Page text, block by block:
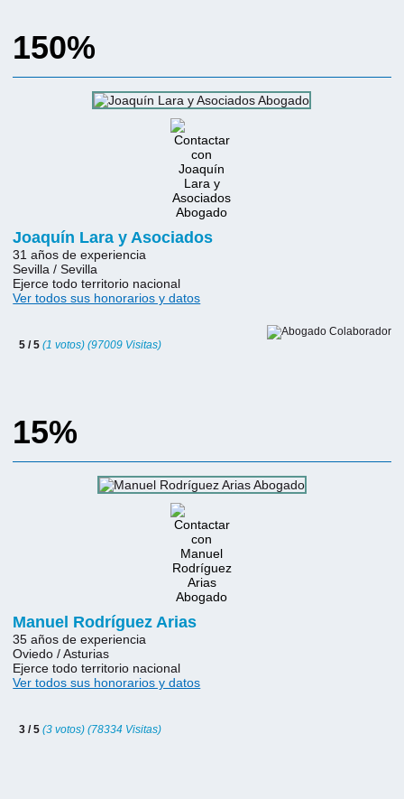
150%
Joaquín Lara y Asociados
31 años de experiencia
Sevilla / Sevilla
Ejerce todo territorio nacional
Ver todos sus honorarios y datos
5 / 5(1 votos) (97009 Visitas)
15%
Manuel Rodríguez Arias
35 años de experiencia
Oviedo / Asturias
Ejerce todo territorio nacional
Ver todos sus honorarios y datos
3 / 5(3 votos) (78334 Visitas)